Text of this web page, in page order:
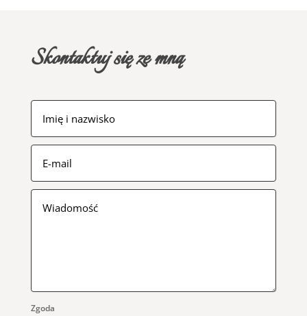
Skontaktuj się ze mną
Zgoda